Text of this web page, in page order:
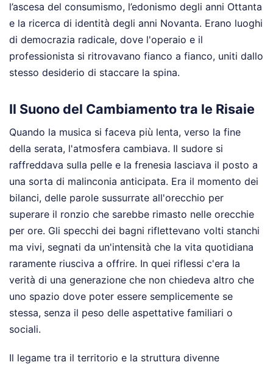
l’ascesa del consumismo, l’edonismo degli anni Ottanta
e la ricerca di identità degli anni Novanta. Erano luoghi
di democrazia radicale, dove l'operaio e il
professionista si ritrovavano fianco a fianco, uniti dallo
stesso desiderio di staccare la spina.
Il Suono del Cambiamento tra le Risaie
Quando la musica si faceva più lenta, verso la fine
della serata, l'atmosfera cambiava. Il sudore si
raffreddava sulla pelle e la frenesia lasciava il posto a
una sorta di malinconia anticipata. Era il momento dei
bilanci, delle parole sussurrate all'orecchio per
superare il ronzio che sarebbe rimasto nelle orecchie
per ore. Gli specchi dei bagni riflettevano volti stanchi
ma vivi, segnati da un'intensità che la vita quotidiana
raramente riusciva a offrire. In quei riflessi c'era la
verità di una generazione che non chiedeva altro che
uno spazio dove poter essere semplicemente se
stessa, senza il peso delle aspettative familiari o
sociali.
Il legame tra il territorio e la struttura divenne